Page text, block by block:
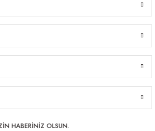
HABERİNİZ OLSUN.